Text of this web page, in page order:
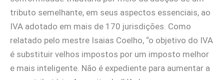
tributo semelhante, em seus aspectos essenciais, ao
IVA adotado em mais de 170 jurisdições. Como
relatado pelo mestre Isaias Coelho, “o objetivo do IVA
é substituir velhos impostos por um imposto melhor
e mais inteligente. Não é expediente para aumentar a